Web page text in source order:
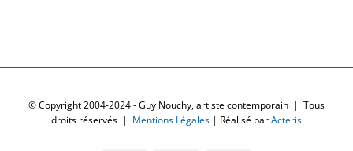
© Copyright 2004-2024 - Guy Nouchy, artiste contemporain | Tous
droits réservés | Mentions Légales | Réalisé parActeris